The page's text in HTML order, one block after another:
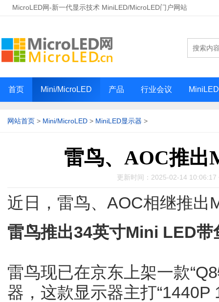
MicroLED网-新一代显示技术 MiniLED/MicroLED门户网站
首页 Mini/MicroLED 产品 行业会议
网站首页 > Mini/MicroLED > MiniLED显示器 >
雷鸟、AOC推
更新时间：2025-02-14
近日，雷鸟、AOC相继推出
雷鸟推出34英寸Mini LED带
雷鸟现已在京东上架一款
器，这款显示器主打